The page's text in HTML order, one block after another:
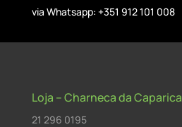
via Whatsapp: +351 912 101 008
Loja – Charneca da Caparica
21 296 0195